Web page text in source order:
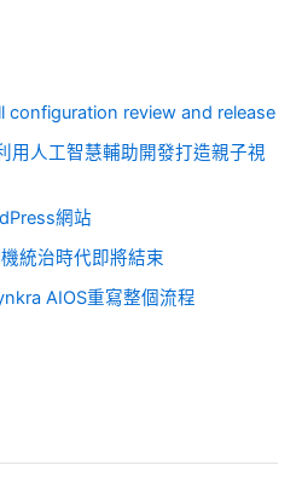
review and release
用人工智慧輔助開發打造親子視
網站
統治時代即將結束
AIOS重寫整個流程